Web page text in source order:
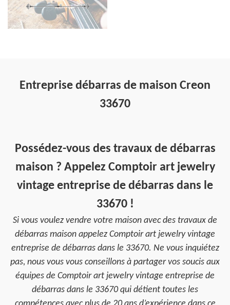
Entreprise débarras de maison Creon
33670
Possédez-vous des travaux de débarras
maison ? Appelez Comptoir art jewelry
vintage entreprise de débarras dans le
33670 !
Si vous voulez vendre votre maison avec des travaux de
débarras maison appelez Comptoir art jewelry vintage
entreprise de débarras dans le 33670. Ne vous inquiétez
pas, nous vous vous conseillons à partager vos soucis aux
équipes de Comptoir art jewelry vintage entreprise de
débarras dans le 33670 qui détient toutes les